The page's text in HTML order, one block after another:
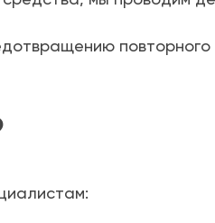
повторного